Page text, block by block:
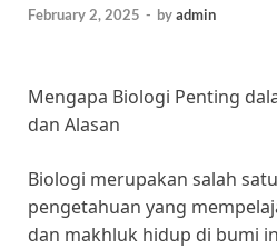
February 2, 2025 - byadmin
Mengapa Biologi Penting
dan Alasan
Biologi merupakan salah
pengetahuan yang
dan makhluk hidup di bumi